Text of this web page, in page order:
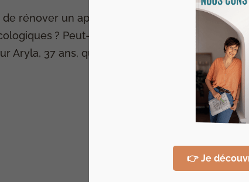
rénover un appartement de centre-ville avec
? Peut-être avez-vous déjà tapé sur
Aryla, 37 ans, qui habite à Pau (Pyrénées-
👉 Je